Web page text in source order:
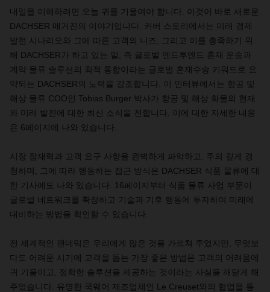
내일을 이해하려면 오늘 귀를 기울여야 합니다. 이것이 바로 새로운
DACHSER 매거진의 이야기입니다. 커버 스토리에서는 미래 경제
발전 시나리오와 그에 따른 고객의 니즈, 그리고 이를 충족하기 위
해 DACHSER가 하고 있는 일, 즉 글로벌 엔드투엔드 혼재 운송과
계약 물류 솔루션의 최적 통합이라는 글로벌 혼재수송 키워드로 요
약되는 DACHSER의 노력을 강조합니다. 이 인터뷰에서는 항공 및
해상 물류 COO인 Tobias Burger 박사가 항공 및 해상 화물의 현재
와 미래 발전에 대한 최신 소식을 전합니다. 이에 대한 자세한 내용
은 6페이지에 나와 있습니다.
시장 잠재력과 고객 요구 사항을 완벽하게 파악하고, 주의 깊게 경
청하며, 그에 따라 행동하는 접근 방식은 DACHSER 식품 물류에 대
한 기사에도 나와 있습니다. 16페이지부터 식품 물류 사업 부문이
글로벌 네트워크를 확장하고 기술과 기후 행동에 투자하여 미래에
대비하는 방법을 확인할 수 있습니다.
전 세계적인 팬데믹은 우리에게 많은 것을 가르쳐 주었지만, 무엇보
다도 어려운 시기에 고객을 돕는 가장 좋은 방법은 고객의 어려움에
귀 기울이고, 정확한 솔루션을 제공하는 것이라는 사실을 깨닫게 해
주었습니다. 유명한 쿡웨어 제조업체인 Le Creuset와의 협업을 통